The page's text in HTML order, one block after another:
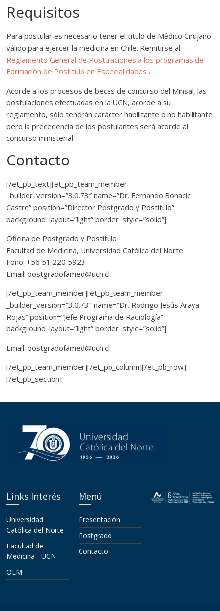
Requisitos
Para postular es necesario tener el título de Médico Cirujano
válido para ejercer la medicina en Chile. Remitirse al
Reglamento General de Postulaciones a los programas de
Formación de Postítulo en Especialidades.
Acorde a los procesos de becas de concurso del Minsal, las
postulaciones efectuadas en la UCN, acorde a su
reglamento, sólo tendrán carácter habilitante o no habilitante
pero la precedencia de los postulantes será acorde al
concurso ministerial.
Contacto
[/et_pb_text][et_pb_team_member
_builder_version=”3.0.73″ name=”Dr. Fernando Bonacic
Castro” position=”Director Postgrado y Postítulo”
background_layout=”light” border_style=”solid”]
Oficina de Postgrado y Postítulo
Facultad de Medicina, Universidad Católica del Norte
Fono: +56 51 220 5923
Email: postgradofamed@ucn.cl
[/et_pb_team_member][et_pb_team_member
_builder_version=”3.0.73″ name=”Dr. Rodrigo Jesús Araya
Rojas” position=”Jefe Programa de Radiología”
background_layout=”light” border_style=”solid”]
Email: postgradofamed@ucn.cl
[/et_pb_team_member][/et_pb_column][/et_pb_row]
[/et_pb_section]
Links Interés
Universidad
Católica del Norte
Facultad de
Medicina - UCN
OEM
Menú
Presentación
Postgrado
Contacto